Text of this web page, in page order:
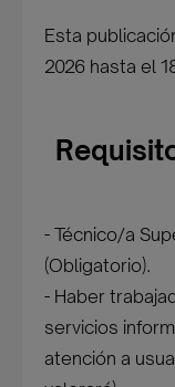
Esta
2026 hasta el
- Técnico/a
(Obligatorio).
- Haber
servicios
atención a